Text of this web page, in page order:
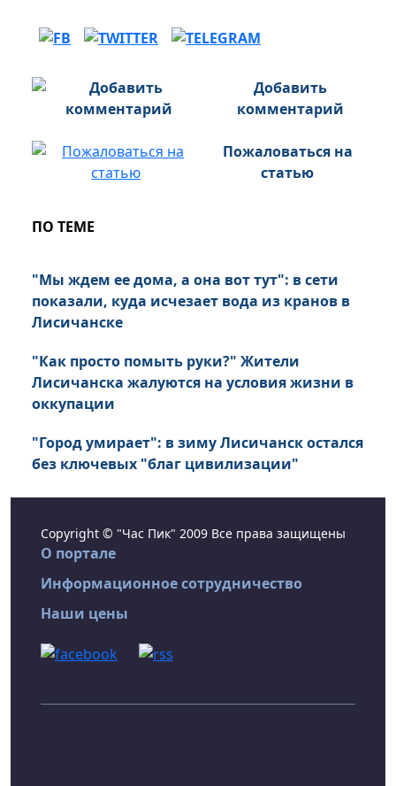
Добавить
комментарий
Пожаловаться на
статью
ПО ТЕМЕ
"Мы ждем ее дома, а она вот тут": в сети
показали, куда исчезает вода из кранов в
Лисичанске
"Как просто помыть руки?" Жители
Лисичанска жалуются на условия жизни в
оккупации
"Город умирает": в зиму Лисичанск остался
без ключевых "благ цивилизации"
Copyright © "Час Пик" 2009 Все права защищены
О портале
Информационное сотрудничество
Наши цены